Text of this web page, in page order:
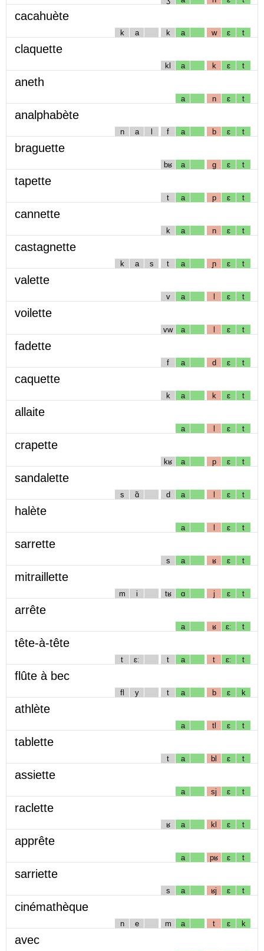
cacahuète
k a k a w ɛ t
claquette
kl a k ɛ t
aneth
a n ɛ t
analphabète
n a l f a b ɛ t
braguette
bʁ a g ɛ t
tapette
t a p ɛ t
cannette
k a n ɛ t
castagnette
k a s t a ɲ ɛ t
valette
v a l ɛ t
voilette
vw a l ɛ t
fadette
f a d ɛ t
caquette
k a k ɛ t
allaite
a l ɛ t
crapette
kʁ a p ɛ t
sandalette
s ɑ̃ d a l ɛ t
halète
a l ɛ t
sarrette
s a ʁ ɛ t
mitraillette
m i tʁ ɑ j ɛ t
arrête
a ʁ ɛː t
tête-à-tête
t ɛː t a t ɛː t
flûte à bec
fl y t a b ɛ k
athlète
a tl ɛ t
tablette
t a bl ɛ t
assiette
a sj ɛ t
raclette
ʁ a kl ɛ t
apprête
a pʁ ɛ t
sarriette
s a ʁj ɛ t
cinémathèque
n e m a t ɛ k
avec